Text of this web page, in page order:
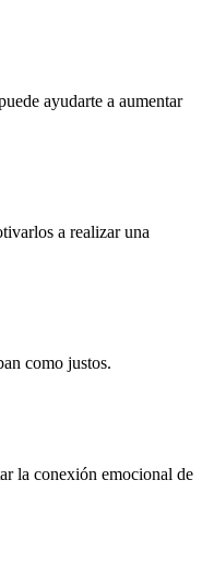
ayudarte a aumentar
a realizar una
como justos.
la conexión emocional de